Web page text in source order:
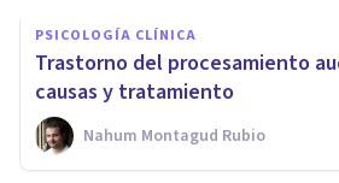
PSICOLOGÍA CLÍNICA
Trastorno del procesamiento
causas y tratamiento
Nahum Montagud Rubio